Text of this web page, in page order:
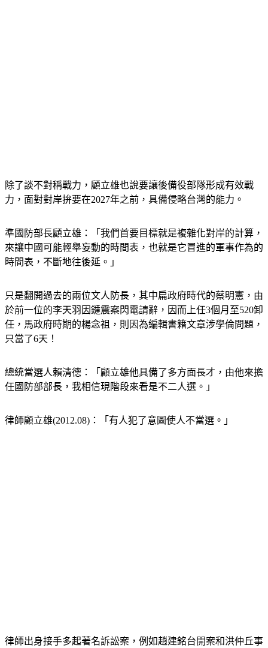
除了談不對稱戰力，顧立雄也說要讓後備役部隊形成有效戰
力，面對對岸拚要在2027年之前，具備侵略台灣的能力。
準國防部長顧立雄：「我們首要目標就是複雜化對岸的計算，
來讓中國可能輕舉妄動的時間表，也就是它冒進的軍事作為的
時間表，不斷地往後延。」
只是翻開過去的兩位文人防長，其中扁政府時代的蔡明憲，由
於前一位的李天羽因鐽震案閃電請辭，因而上任3個月至520卸
任，馬政府時期的楊念祖，則因為編輯書籍文章涉學倫問題，
只當了6天！
總統當選人賴清德：「顧立雄他具備了多方面長才，由他來擔
任國防部部長，我相信現階段來看是不二人選。」
律師顧立雄(2012.08)：「有人犯了意圖使人不當選。」
律師出身接手多起著名訴訟案，例如趙建銘台開案和洪仲丘事